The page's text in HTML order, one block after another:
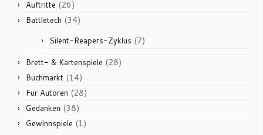
Auftritte (26)
Battletech (34)
Silent-Reapers-Zyklus (7)
Brett- & Kartenspiele (28)
Buchmarkt (14)
Für Autoren (28)
Gedanken (38)
Gewinnspiele (1)